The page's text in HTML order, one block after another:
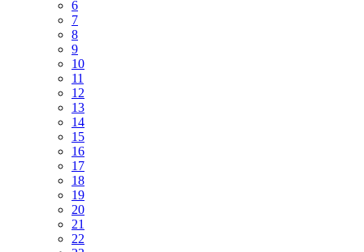
6
7
8
9
10
11
12
13
14
15
16
17
18
19
20
21
22